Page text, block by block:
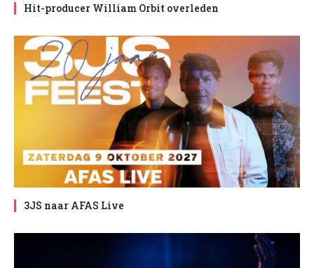
Hit-producer William Orbit overleden
3JS naar AFAS Live